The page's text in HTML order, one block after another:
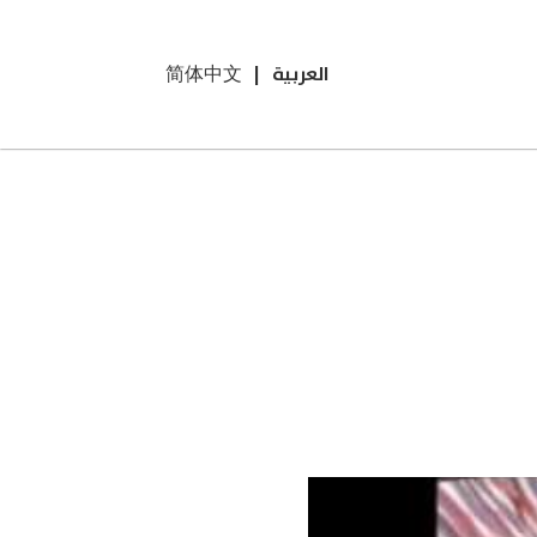
العربية |
简体中文